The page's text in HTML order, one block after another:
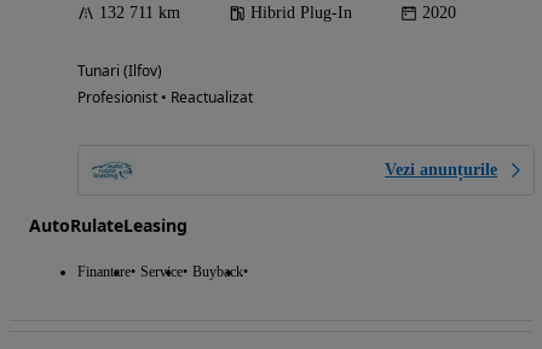
132 711 km Hibrid Plug-In 2020
Tunari (Ilfov)
Profesionist • Reactualizat
Vezi anunțurile
AutoRulateLeasing
Finantare Service Buyback